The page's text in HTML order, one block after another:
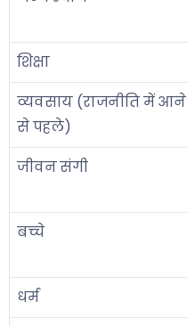
शिक्षा
व्यवसाय (राजनीति में आने
से पहले)
जीवन संगी
बच्चे
धर्म